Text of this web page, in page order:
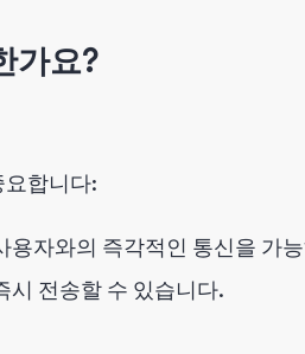
가요?
요합니다:
용자와의 즉각적인 통신을 가
시 전송할 수 있습니다.